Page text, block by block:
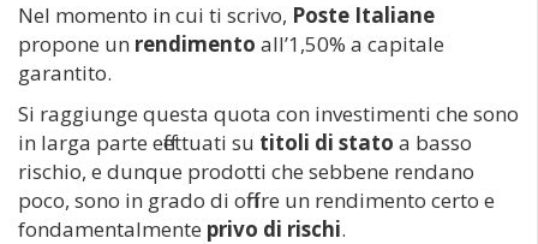
Nel momento in cui ti scrivo, Poste Italiane
propone un rendimento all’1,50% a capitale
garantito.
Si raggiunge questa quota con investimenti che sono
in larga parte effettuati su titoli di stato a basso
rischio, e dunque prodotti che sebbene rendano
poco, sono in grado di offrire un rendimento certo e
fondamentalmente privo di rischi.